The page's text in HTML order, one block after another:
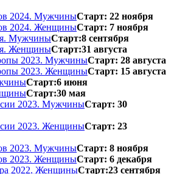
2024. МужчиныСтарт: 22 ноября
2024. ЖенщиныСтарт: 7 ноября
МужчиныСтарт:8 сентября
ЖенщиныСтарт:31 августа
2023. МужчиныСтарт: 28 августа
2023. ЖенщиныСтарт: 15 августа
Старт:6 июня
Старт:30 мая
2023. МужчиныСтарт: 30
2023. ЖенщиныСтарт: 23
2023. МужчиныСтарт: 8 ноября
2023. ЖенщиныСтарт: 6 декабря
2022. ЖенщиныСтарт:23 сентября